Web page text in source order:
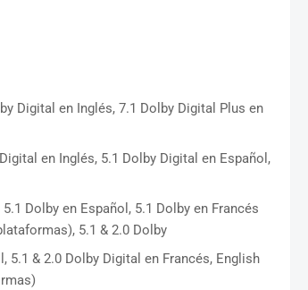
Digital en Inglés, 7.1 Dolby Digital Plus en
en Inglés, 5.1 Dolby Digital en Español,
Dolby en Español, 5.1 Dolby en Francés
5.1 & 2.0 Dolby
5.1 & 2.0 Dolby Digital en Francés, English